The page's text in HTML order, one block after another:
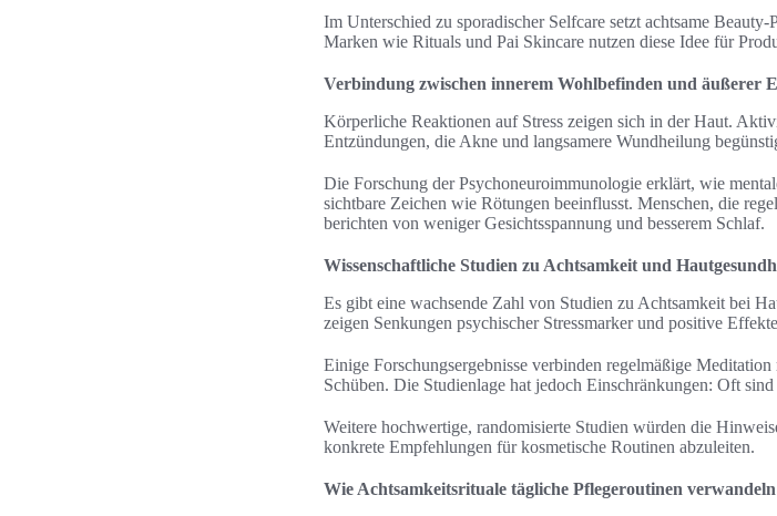
Im Unterschied zu sporadischer Selfcare setzt achtsame
Marken wie Rituals und Pai Skincare nutzen diese Idee für
Verbindung zwischen innerem Wohlbefinden und äußerer
Körperliche Reaktionen auf Stress zeigen sich in der Haut.
Entzündungen, die Akne und langsamere Wundheilung
Die Forschung der Psychoneuroimmunologie erklärt, wie
sichtbare Zeichen wie Rötungen beeinflusst. Menschen, die
berichten von weniger Gesichtsspannung und besserem Schlaf.
Wissenschaftliche Studien zu Achtsamkeit und
Es gibt eine wachsende Zahl von Studien zu Achtsamkeit bei
zeigen Senkungen psychischer Stressmarker und positive
Einige Forschungsergebnisse verbinden regelmäßige
Schüben. Die Studienlage hat jedoch Einschränkungen: Oft
Weitere hochwertige, randomisierte Studien würden die
konkrete Empfehlungen für kosmetische Routinen abzuleiten.
Wie Achtsamkeitsrituale tägliche Pflegeroutinen verwandeln